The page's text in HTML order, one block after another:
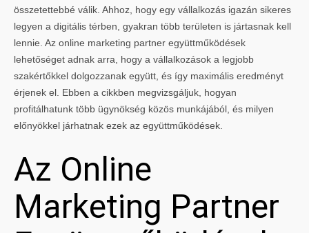
összetettebbé válik. Ahhoz, hogy egy vállalkozás igazán sikeres
legyen a digitális térben, gyakran több területen is jártasnak kell
lennie. Az online marketing partner együttműködések
lehetőséget adnak arra, hogy a vállalkozások a legjobb
szakértőkkel dolgozzanak együtt, és így maximális eredményt
érjenek el. Ebben a cikkben megvizsgáljuk, hogyan
profitálhatunk több ügynökség közös munkájából, és milyen
előnyökkel járhatnak ezek az együttműködések.
Az Online
Marketing Partner